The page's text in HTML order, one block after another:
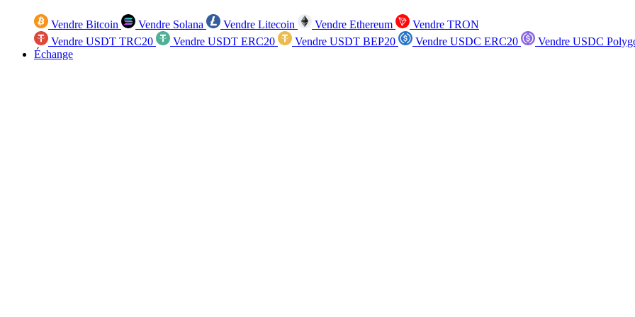
Vendre Bitcoin Vendre Solana Vendre Litecoin Vendre Ethereum
Vendre TRON
Vendre USDT TRC20
Vendre USDT ERC20 Vendre USDT BEP20 Vendre USDC ERC20
Vendre USDC
Échange